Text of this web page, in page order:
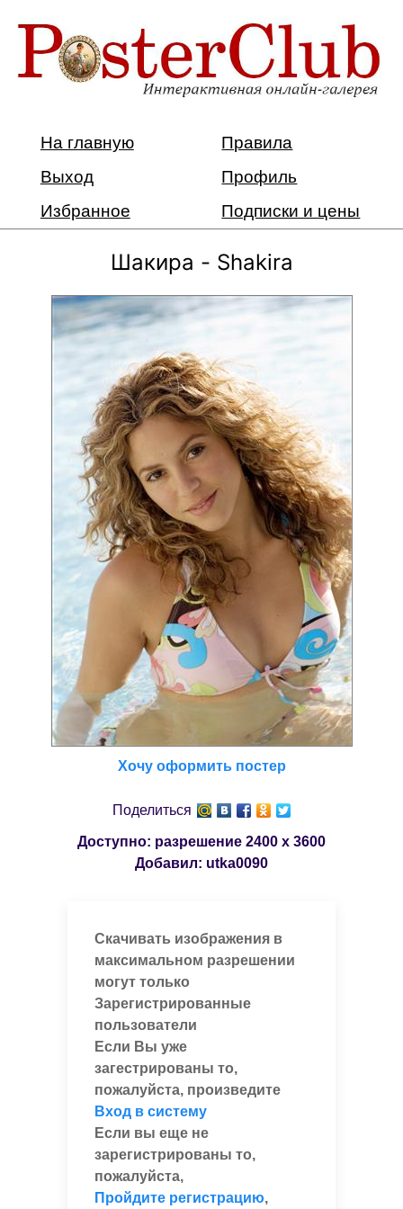
На главную
Правила
Выход
Профиль
Избранное
Подписки и цены
Шакира - Shakira
Хочу оформить постер
Поделиться
Доступно: разрешение 2400 x 3600
Добавил: utka0090
Скачивать изображения в
максимальном разрешении
могут только
Зарегистрированные
пользователи
Если Вы уже
загестрированы то,
пожалуйста, произведите
Вход в систему
Если вы еще не
зарегистрированы то,
пожалуйста,
Пройдите регистрацию,